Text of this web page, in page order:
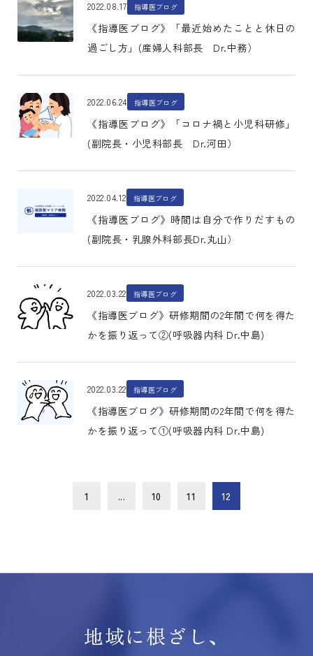
2022.08.17 指導医ブログ
《指導医ブログ》「最近始めたことと休日の
過ごし方」(産婦人科部長 Dr.中務）
2022.06.24 指導医ブログ
《指導医ブログ》「コロナ禍と小児科研修」
(副院長・小児科部長 Dr.河田）
2022.04.12 指導医ブログ
《指導医ブログ》時間は自分で作りだすもの
(副院長・乳腺外科部長Dr.丸山）
2022.03.22 指導医ブログ
《指導医ブログ》研修期間の2年間で何を得た
かを振り返って②(呼吸器内科 Dr.中島)
2022.03.22 指導医ブログ
《指導医ブログ》研修期間の2年間で何を得た
かを振り返って①(呼吸器内科 Dr.中島)
1 ... 10 11 12
地域に根ざし、